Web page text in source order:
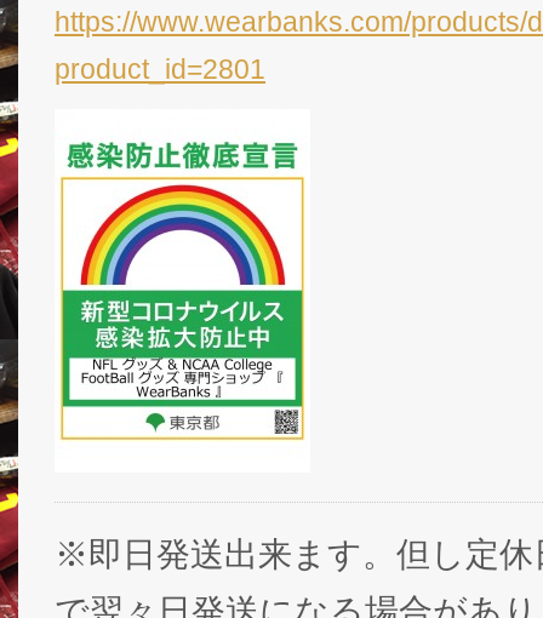
https://www.wearbanks.com/products/
product_id=2801
※即日発送出来ます。但し定休